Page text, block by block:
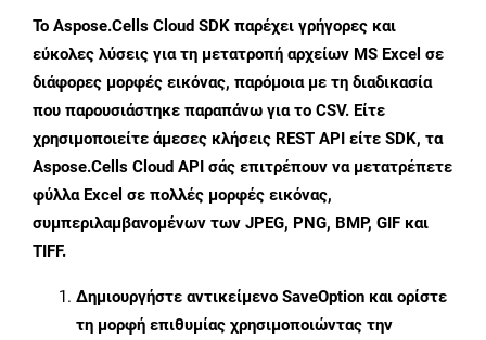
Το Aspose.Cells Cloud SDK παρέχει γρήγορες και
εύκολες λύσεις για τη μετατροπή αρχείων MS Excel σε
διάφορες μορφές εικόνας, παρόμοια με τη διαδικασία
που παρουσιάστηκε παραπάνω για το CSV. Είτε
χρησιμοποιείτε άμεσες κλήσεις REST API είτε SDK, τα
Aspose.Cells Cloud API σάς επιτρέπουν να μετατρέπετε
φύλλα Excel σε πολλές μορφές εικόνας,
συμπεριλαμβανομένων των JPEG, PNG, BMP, GIF και
TIFF.
Δημιουργήστε αντικείμενο SaveOption και ορίστε
τη μορφή επιθυμίας χρησιμοποιώντας την